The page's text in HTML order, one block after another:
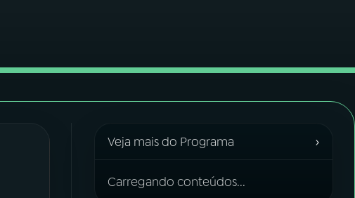
Veja mais do Programa ›
Carregando conteúdos...